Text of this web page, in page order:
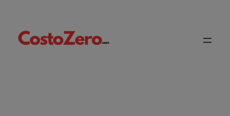
contenuto